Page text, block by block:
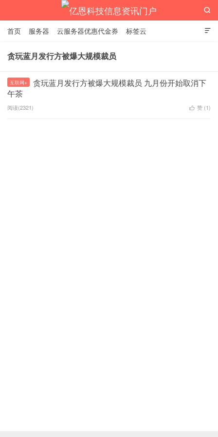
亿恩科技信息资讯门户

首页 服务器 云服务器优惠代金券 标签云

贪玩蓝月发行方被爆大规模裁员
互联网+
贪玩蓝月发行方被爆大规模裁员 九月份开始取消下
午茶
阅读(2321)  赞 (1)